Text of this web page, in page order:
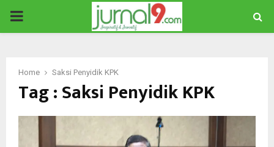
PRIMARY
Home Saksi Penyidik KPK
Tag : Saksi Penyidik KPK